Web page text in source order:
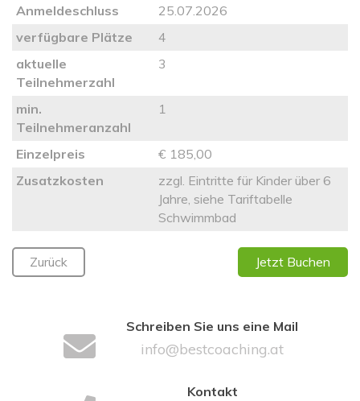
Anmeldeschluss
25.07.2026
verfügbare Plätze
4
aktuelle
Teilnehmerzahl
3
min.
Teilnehmeranzahl
1
Einzelpreis
€ 185,00
Zusatzkosten
zzgl. Eintritte für Kinder über 6
Jahre, siehe Tariftabelle
Schwimmbad
Zurück Jetzt Buchen
Schreiben Sie uns eine Mail
info@bestcoaching.at
Kontakt